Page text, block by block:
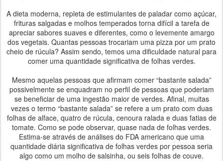
A dieta moderna, repleta de estimulantes de paladar como açúcar,
frituras salgadas e molhos temperados torna difícil a tarefa de
apreciar sabores suaves e diferentes, como o levemente amargo
dos vegetais. Quantas pessoas trocariam uma pizza por um prato
cheio de rúcula? Assim sendo, temos uma dificuldade natural para
comer uma quantidade significativa de folhas verdes.
Mesmo aquelas pessoas que afirmam comer “bastante salada”
possivelmente se enquadram no perfil de pessoas que poderiam
se beneficiar de uma ingestão maior de verdes. Afinal, muitas
vezes o termo “bastante salada” se refere a um prato com duas
folhas de alface, quatro de rúcula, cenoura ralada e duas fatias de
tomate. Como se pode observar, quase nada de folhas verdes.
Estima-se através de análises do FDA americano que uma
quantidade diária significativa de folhas verdes por pessoa seria
algo como um molho de salsinha, ou seis folhas de couve.